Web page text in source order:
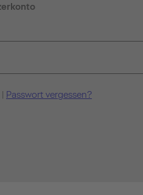
Passwort vergessen?